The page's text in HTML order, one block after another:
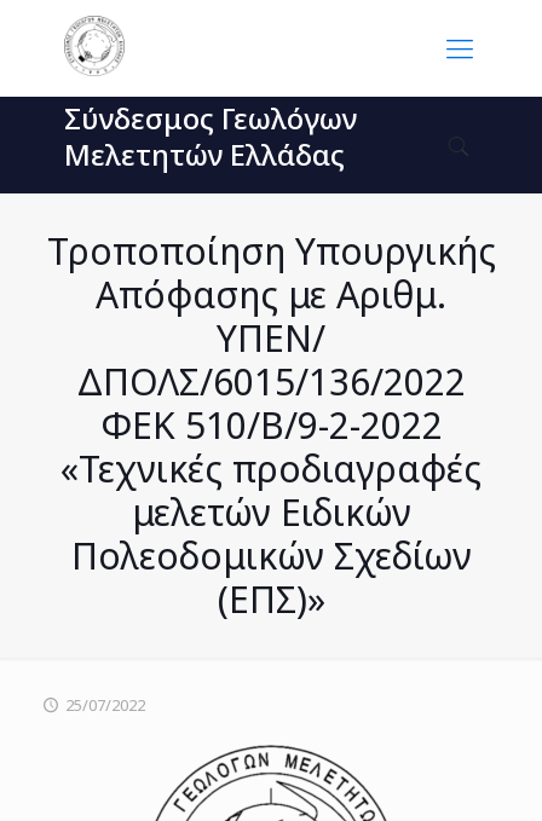
Σύνδεσμος Γεωλόγων
Μελετητών Ελλάδας
Τροποποίηση Υπουργικής
Απόφασης με Αριθμ.
ΥΠΕΝ/
ΔΠΟΛΣ/6015/136/2022
ΦΕΚ 510/Β/9-2-2022
«Τεχνικές προδιαγραφές
μελετών Ειδικών
Πολεοδομικών Σχεδίων
(ΕΠΣ)»
25/07/2022